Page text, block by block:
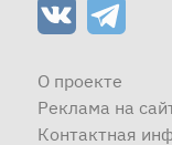
О проекте
Реклама на
Контактная